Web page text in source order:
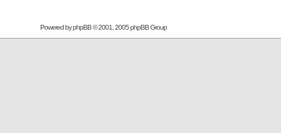
Powered byphpBB© 2001, 2005 phpBB Group